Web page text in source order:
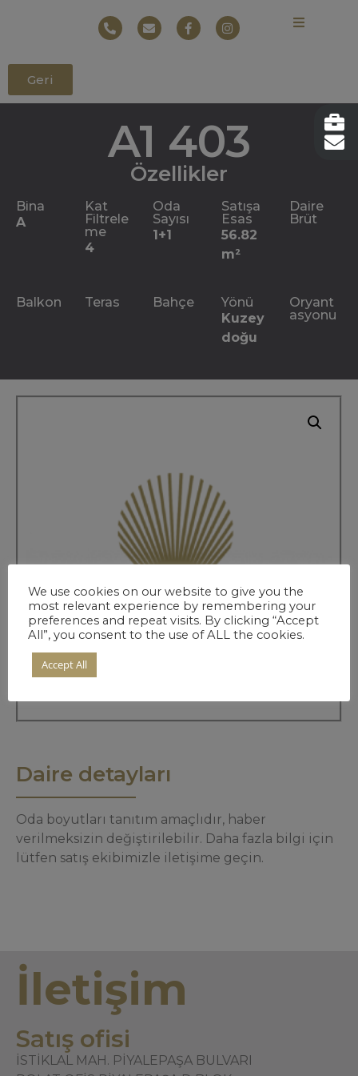
Geri
A1 403
Özellikler
Bina
A
Kat
Filtrele
me
4
Oda
Sayısı
1+1
Satışa
Esas
56.82
m²
Daire
Brüt
Balkon Teras Bahçe
Yönü
Kuzey
doğu
Oryant
asyonu
Daire detayları
Oda boyutları tanıtım amaçlıdır, haber
verilmeksizin değiştirilebilir. Daha fazla bilgi için
lütfen satış ekibimizle iletişime geçin.
İletişim
Satış ofisi
İSTİKLAL MAH. PİYALEPAŞA BULVARI
We use cookies on our website to give you the
most relevant experience by remembering your
preferences and repeat visits. By clicking “Accept
All”, you consent to the use of ALL the cookies.
Accept All